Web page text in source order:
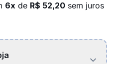
6x de R$ 52,20 sem juros